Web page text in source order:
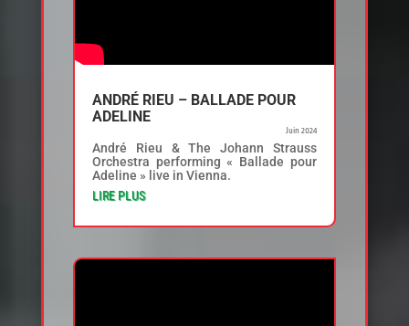
ANDRÉ RIEU – BALLADE POUR
ADELINE
Juin 2024
André Rieu & The Johann Strauss
Orchestra performing « Ballade pour
Adeline » live in Vienna.
LIRE PLUS